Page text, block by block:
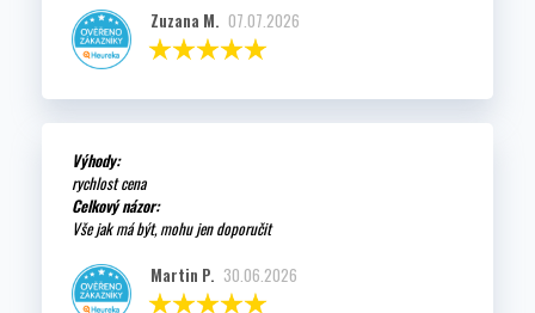
Zuzana M. 07.07.2026
Výhody:
rychlost cena
Celkový názor:
Vše jak má být, mohu jen doporučit
Martin P. 30.06.2026